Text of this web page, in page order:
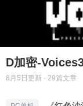
D加密-
8月5日 更新 · 29篇文章